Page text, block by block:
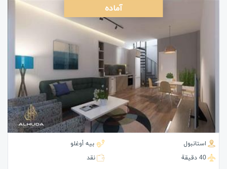
آماده
استانبول
بيه أوغلو
40 دقيقة
نقد